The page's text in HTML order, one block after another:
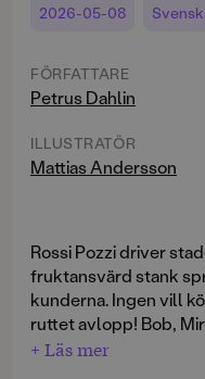
2026-05-08
FÖRFATTARE
Petrus Dahlin
ILLUSTRATÖR
Mattias Andersson
Rossi Pozzi driver
fruktansvärd stank
kunderna. Ingen vill
ruttet avlopp! Bob,
för att ta reda på vad
+ Läs mer